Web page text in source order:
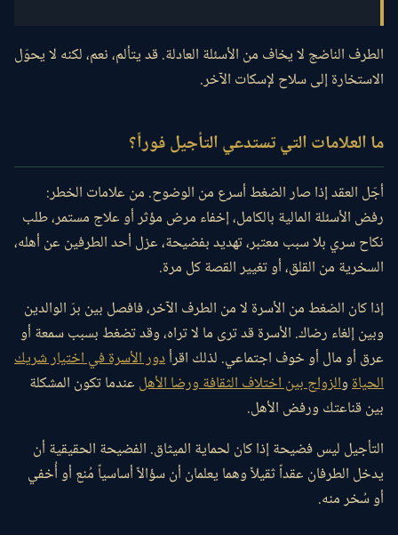
الطرف الناضج لا يخاف من الأسئلة العادلة. قد يتألم، نعم، لكنه لا يحوّل
الاستخارة إلى سلاح لإسكات الآخر.
ما العلامات التي تستدعي التأجيل فوراً؟
أجّل العقد إذا صار الضغط أسرع من الوضوح. من علامات الخطر:
رفض الأسئلة المالية بالكامل، إخفاء مرض مؤثر أو علاج مستمر، طلب
نكاح سري بلا سبب معتبر، تهديد بفضيحة، عزل أحد الطرفين عن أهله،
السخرية من القلق، أو تغيير القصة كل مرة.
إذا كان الضغط من الأسرة لا من الطرف الآخر، فافصل بين برّ الوالدين
وبين إلغاء رضاك. الأسرة قد ترى ما لا تراه، وقد تضغط بسبب سمعة أو
عرق أو مال أو خوف اجتماعي. لذلك اقرأدور الأسرة في اختيار شريك
الحياةوالزواج بين اختلاف الثقافة ورضا الأهل عندما تكون المشكلة
بين قناعتك ورفض الأهل.
التأجيل ليس فضيحة إذا كان لحماية الميثاق. الفضيحة الحقيقية أن
يدخل الطرفان عقداً ثقيلاً وهما يعلمان أن سؤالاً أساسياً مُنع أو أُخفي
أو سُخر منه.